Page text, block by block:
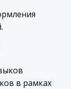
в рамках